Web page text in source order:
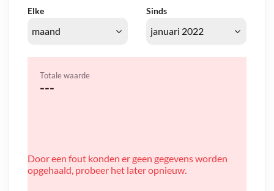
Elke Sinds
Totale waarde
---
Door een fout konden er geen gegevens worden
opgehaald, probeer het later opnieuw.